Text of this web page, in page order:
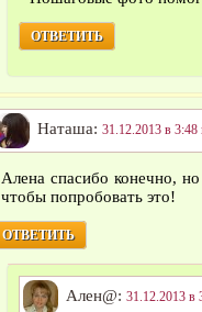
ОТВЕТИТЬ
Наташа: 31.12.2013 в 3:48
Алена спасибо конечно,
чтобы попробовать это!
ОТВЕТИТЬ
Ален@: 31.12.2013 в